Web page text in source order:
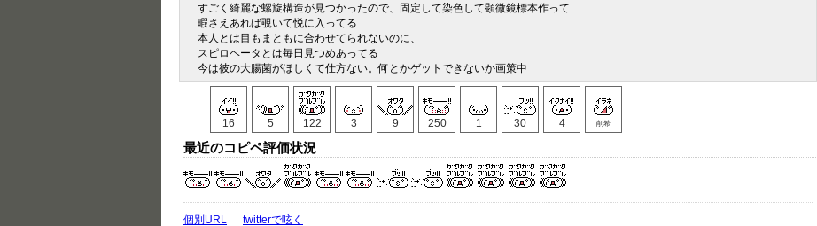
すごく綺麗な螺旋構造が見つかったので、固定して染色して顕微鏡標本作って
暇さえあれば覗いて悦に入ってる
本人とは目もまともに合わせてられないのに、
スピロヘータとは毎日見つめあってる
今は彼の大腸菌がほしくて仕方ない。何とかゲットできないか画策中
16 5 122 3 9 250 1 30 4 削希
最近のコピペ評価状況
個別URL twitterで呟く